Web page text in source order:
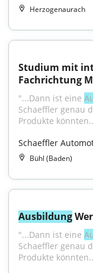
Herzogenaurach
Studium mit
Fachrichtung
"...Dann ist eine
Schaeffler genau
Produkte
Schaeffler
Bühl (Baden)
Ausbildung
"...Dann ist eine
Schaeffler genau
Produkte